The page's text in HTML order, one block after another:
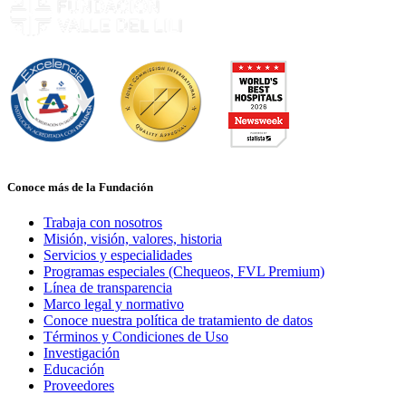
Conoce más de la Fundación
Trabaja con nosotros
Misión, visión, valores, historia
Servicios y especialidades
Programas especiales (Chequeos, FVL Premium)
Línea de transparencia
Marco legal y normativo
Conoce nuestra política de tratamiento de datos
Términos y Condiciones de Uso
Investigación
Educación
Proveedores